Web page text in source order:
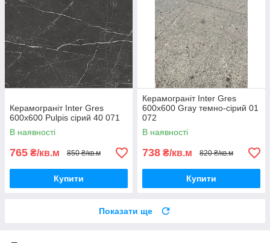
Керамограніт Inter Gres
600x600 Pulpis сірий 40 071
В наявності
765 ₴/кв.м 850 ₴/кв.м
Купити
Керамограніт Inter Gres
600x600 Gray темно-сірий 01
072
В наявності
738 ₴/кв.м 820 ₴/кв.м
Купити
Показати ще